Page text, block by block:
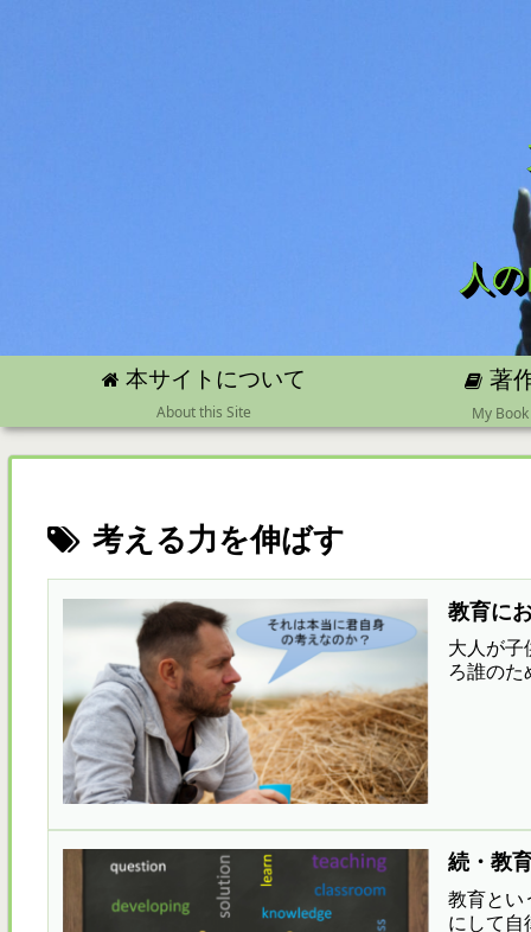
人
本サイトについて
About this Site
著
My Book
考える力を伸ばす
教育に
大人が子
ろ誰のた
続・教
教育とい
にして自